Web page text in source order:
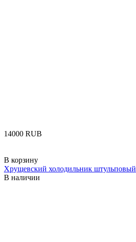
‍14000‍ RUB
В корзину
Хрущевский холодильник штульповый
В наличии